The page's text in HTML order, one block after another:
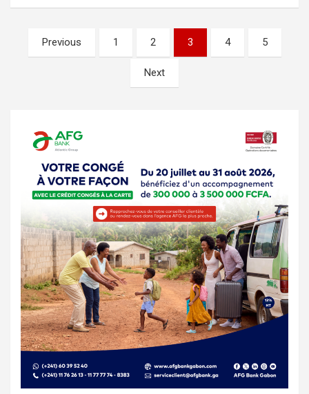
Pagination
des
Previous 1 2 3 4 5
Next